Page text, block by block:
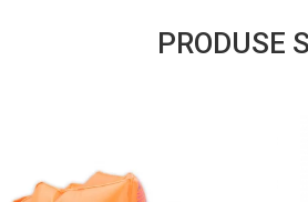
PRODUSE